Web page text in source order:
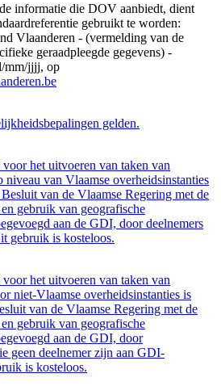
informatie die DOV aanbiedt, dient
gebruikt te worden:
Vlaanderen - (vermelding van de
geraadpleegde gegevens) -
mm/jjjj, op
gelden.
het uitvoeren van taken van
niveau van Vlaamse overheidsinstanties
van de Vlaamse Regering met de
gebruik van geografische
aan de GDI, door deelnemers
gebruik is kosteloos.
het uitvoeren van taken van
niet-Vlaamse overheidsinstanties is
van de Vlaamse Regering met de
gebruik van geografische
aan de GDI, door
geen deelnemer zijn aan GDI-
is kosteloos.